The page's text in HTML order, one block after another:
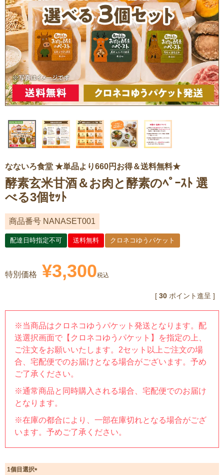
なないろ食堂 ★単品より660円お得＆送料無料★
酵素玄米甘酒＆お肉と酵素のﾍﾟｰｽﾄ 選
べる3個ｾｯﾄ
商品番号 NANASET001
配達日時指定不可 送料無料 クロネコゆうパケット
特別価格 ¥3,300税込
[ 30 ポイント進呈 ]
※当商品はクロネコゆうパケット発送となります。配
送選択画面で【クロネコゆうパケット】を指定の上、
ご注文をお願いいたします。2セット以上ご注文の場
合、宅配便でのお届けとなる場合がございます。予め
ご了承ください。
※通常商品と同時購入される場合、宅配便でのお届け
となります。
※在庫の都合により、一部在庫切れとなる場合がござ
います。予めご了承ください。
1個目選択